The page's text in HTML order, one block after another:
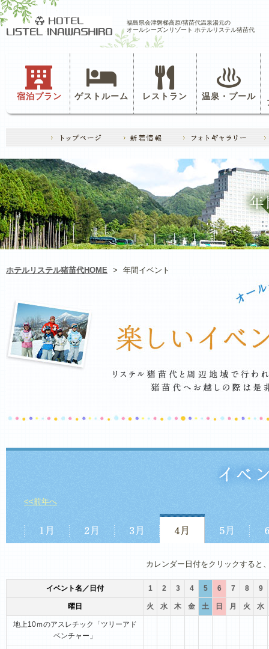
福島県会津磐梯高原/猪苗代温泉湯元の
オールシーズンリゾート ホテルリステル猪苗代
宿泊プラン ゲストルーム レストラン 温泉・プール
ホテルリステル猪苗代HOME > 年間イベント
<<前年へ
カレンダー日付をクリックすると
イベント名／日付 1 2 3 4 5 6 7 8 9
曜日 火 水 木 金 土 日 月 火 水
地上10ｍのアスレチック「ツリーアド
ベンチャー」